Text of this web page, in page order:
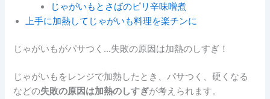
じゃがいもとさばのピリ辛味噌煮
上手に加熱してじゃがいも料理を楽チンに
じゃがいもがパサつく…失敗の原因は加熱のしすぎ！
じゃがいもをレンジで加熱したとき、パサつく、硬くなる
などの失敗の原因は加熱のしすぎが考えられます。